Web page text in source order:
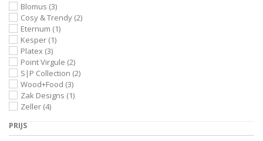
Blomus (3)
Cosy & Trendy (2)
Eternum (1)
Kesper (1)
Platex (3)
Point Virgule (2)
S|P Collection (2)
Wood+Food (3)
Zak Designs (1)
Zeller (4)
PRIJS